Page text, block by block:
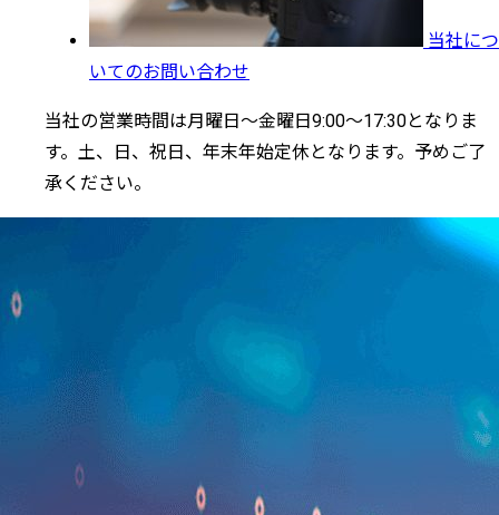
当社につ
いてのお問い合わせ
当社の営業時間は月曜日～金曜日9:00～17:30となりま
す。土、日、祝日、年末年始定休となります。予めご了
承ください。